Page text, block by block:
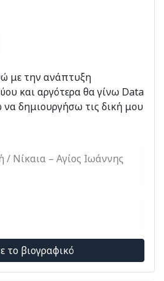
με την ανάπτυξη
και αργότερα θα γίνω Data
δημιουργήσω τις δική μου
/ Νίκαια – Αγίος Ιωάννης
το βιογραφικό